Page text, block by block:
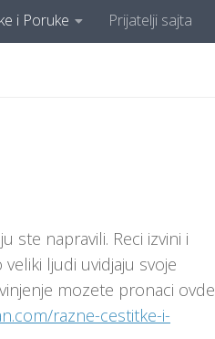
i Poruke Prijatelji sajta
ste napravili. Reci izvini i
ljudi uvidjaju svoje
mozete pronaci ovde
razne-cestitke-i-